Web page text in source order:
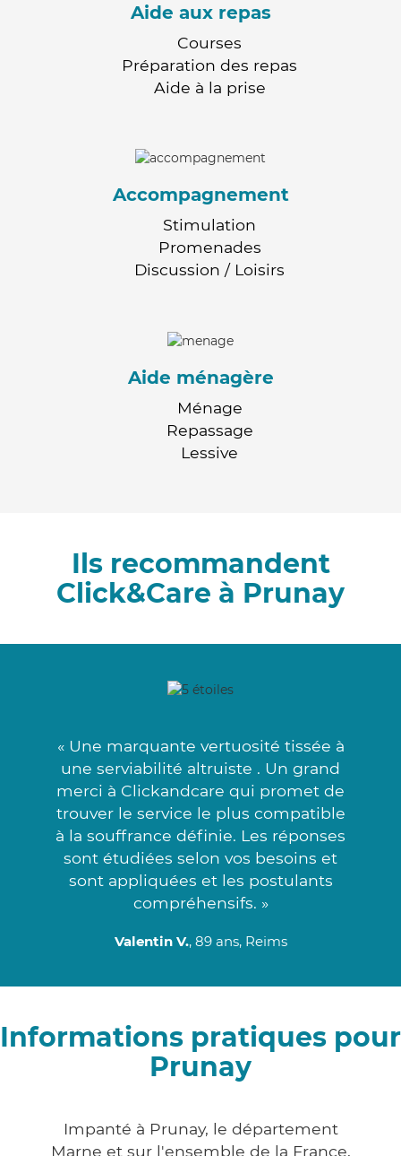
Aide aux repas
Courses
Préparation des repas
Aide à la prise
Accompagnement
Stimulation
Promenades
Discussion / Loisirs
Aide ménagère
Ménage
Repassage
Lessive
Ils recommandent
Click&Care à Prunay
« Une marquante vertuosité tissée à
une serviabilité altruiste . Un grand
merci à Clickandcare qui promet de
trouver le service le plus compatible
à la souffrance définie. Les réponses
sont étudiées selon vos besoins et
sont appliquées et les postulants
compréhensifs. »
Valentin V., 89 ans, Reims
Informations pratiques pour
Prunay
Impanté à Prunay, le département
Marne et sur l'ensemble de la France,